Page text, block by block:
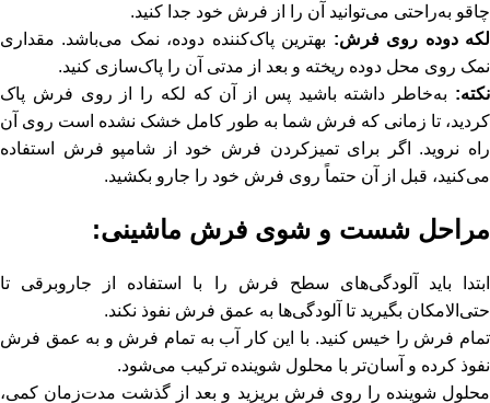
چاقو به‌راحتی می‌توانید آن را از فرش خود جدا کنید.
لکه دوده روی فرش: بهترین پاک‌کننده دوده، نمک می‌باشد. مقداری
نمک روی محل دوده ریخته و بعد از مدتی آن را پاک‌سازی کنید.
نکته: به‌خاطر داشته باشید پس از آن که لکه را از روی فرش پاک
کردید، تا زمانی که فرش شما به طور کامل خشک نشده است روی آن
راه نروید. اگر برای تمیزکردن فرش خود از شامپو فرش استفاده
می‌کنید، قبل از آن حتماً روی فرش خود را جارو بکشید.
مراحل شست و شوی فرش ماشینی:
ابتدا باید آلودگی‌های سطح فرش را با استفاده از جاروبرقی تا
حتی‌الامکان بگیرید تا آلودگی‌ها به عمق فرش نفوذ نکند.
تمام فرش را خیس کنید. با این کار آب به تمام فرش و به عمق فرش
نفوذ کرده و آسان‌تر با محلول شوینده ترکیب می‌شود.
محلول شوینده را روی فرش بریزید و بعد از گذشت مدت‌زمان کمی،